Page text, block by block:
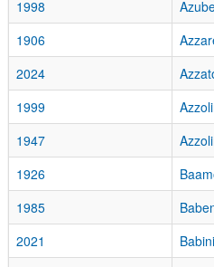
1998
1906
2024
1999
1947
1926
1985
2021